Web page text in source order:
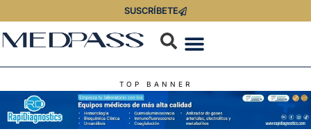
SUSCRÍBETE
TOP BANNER